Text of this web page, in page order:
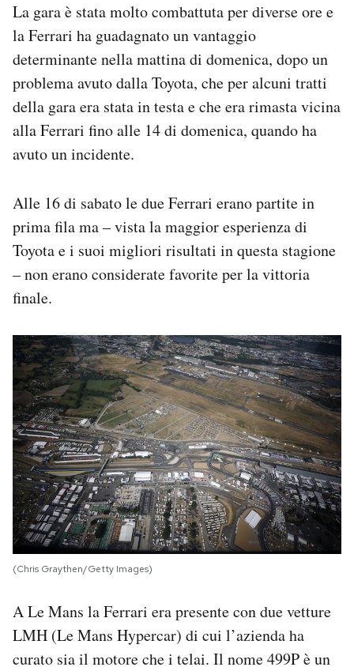
La gara è stata molto combattuta per diverse ore e
la Ferrari ha guadagnato un vantaggio
determinante nella mattina di domenica, dopo un
problema avuto dalla Toyota, che per alcuni tratti
della gara era stata in testa e che era rimasta vicina
alla Ferrari fino alle 14 di domenica, quando ha
avuto un incidente.
Alle 16 di sabato le due Ferrari erano partite in
prima fila ma – vista la maggior esperienza di
Toyota e i suoi migliori risultati in questa stagione
– non erano considerate favorite per la vittoria
finale.
(Chris Graythen/Getty Images)
A Le Mans la Ferrari era presente con due vetture
LMH (Le Mans Hypercar) di cui l’azienda ha
curato sia il motore che i telai. Il nome 499P è un